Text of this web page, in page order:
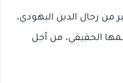
من رجال الدين اليهودي،
الحقيقي، من أجل